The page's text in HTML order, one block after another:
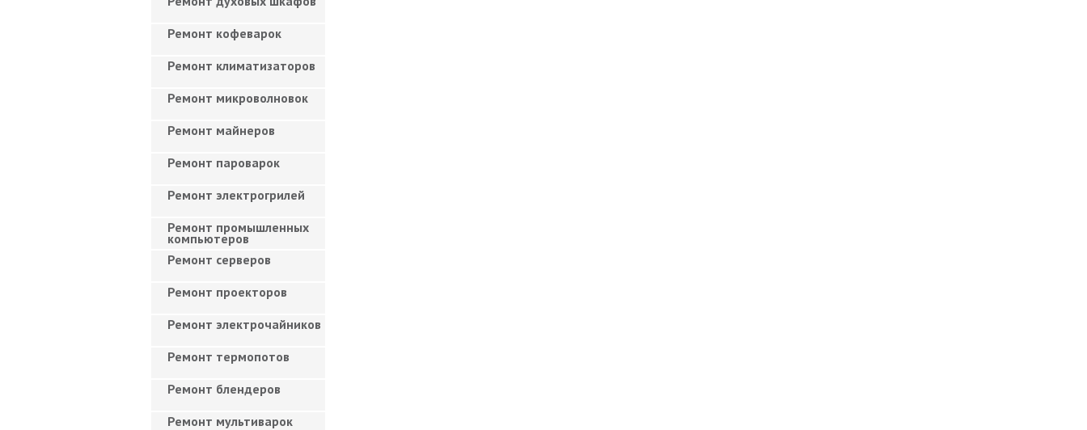
Ремонт кофеварок
Ремонт климатизаторов
Ремонт микроволновок
Ремонт майнеров
Ремонт пароварок
Ремонт электрогрилей
Ремонт промышленных
компьютеров
Ремонт серверов
Ремонт проекторов
Ремонт электрочайников
Ремонт термопотов
Ремонт блендеров
Ремонт мультиварок